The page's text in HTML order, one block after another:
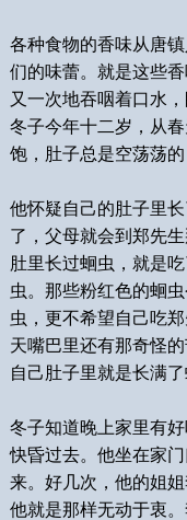
各种食物的香味从唐
们的味蕾。就是这些
又一次地吞咽着口水
冬子今年十二岁，从
饱，肚子总是空荡荡
他怀疑自己的肚子里
了，父母就会到郑先
肚里长过蛔虫，就是
虫。那些粉红色的蛔
虫，更不希望自己吃
天嘴巴里还有那奇怪
自己肚子里就是长满
冬子知道晚上家里有
快昏过去。他坐在家
来。好几次，他的姐
他就是那样无动于衷